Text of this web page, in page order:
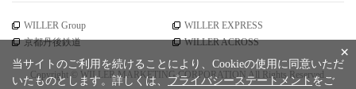
WILLER Group
WILLER EXPRESS
京都丹後鉄道
WILLER ACROSS
Copyright © WILLER MARKETING CORPORATION All Rights Reserved.
×
当サイトのご利用を続けることにより、Cookieの使用に同意いただ
いたものとします。詳しくは、プライバシーステートメント をご